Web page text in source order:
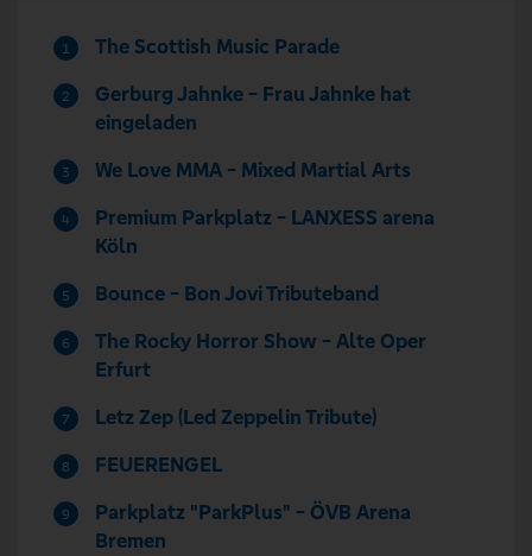
1 The Scottish Music Parade
2
Gerburg Jahnke - Frau Jahnke hat
eingeladen
3 We Love MMA - Mixed Martial Arts
4
Premium Parkplatz - LANXESS arena
Köln
5 Bounce - Bon Jovi Tributeband
6
The Rocky Horror Show - Alte Oper
Erfurt
7 Letz Zep (Led Zeppelin Tribute)
8 FEUERENGEL
9
Parkplatz "ParkPlus" - ÖVB Arena
Bremen